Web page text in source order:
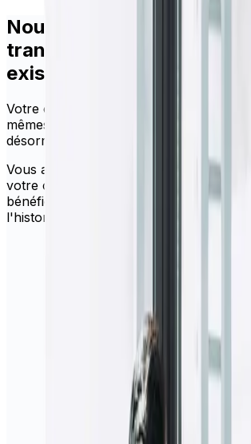
Nous avons rendu le
transparent pour les
existants de HiFX
Votre compte et vos identifiants de
mêmes pour Xe Money Transfer. Vous
désormais effectuer un transfert !
Vous aurez toujours accès à toutes les
votre compte existant, aux coordonnées
bénéficiaires, aux transactions
l'historique des transactions.